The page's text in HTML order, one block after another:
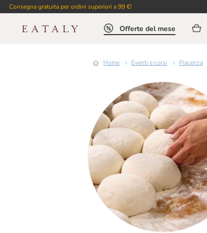
Consegna gratuita per ordini superiori a 99 €!
Offerte del mese
Home Eventi e corsi Piacenza